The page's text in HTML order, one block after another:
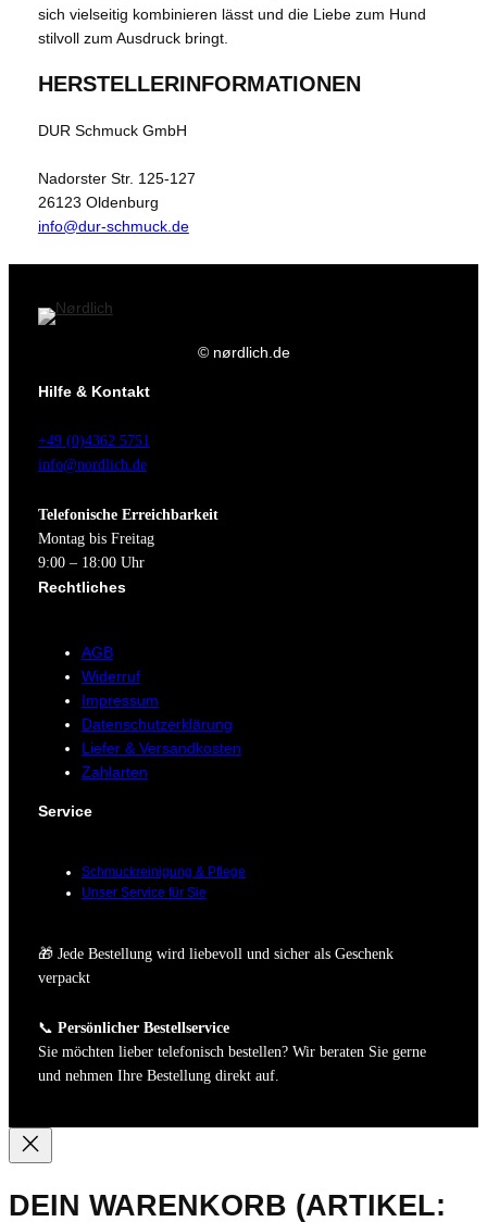
sich vielseitig kombinieren lässt und die Liebe zum Hund
stilvoll zum Ausdruck bringt.
HERSTELLERINFORMATIONEN
DUR Schmuck GmbH
Nadorster Str. 125-127
26123 Oldenburg
info@dur-schmuck.de
© nørdlich.de
Hilfe & Kontakt
+49 (0)4362 5751
info@nordlich.de
Telefonische Erreichbarkeit
Montag bis Freitag
9:00 – 18:00 Uhr
Rechtliches
AGB
Widerruf
Impressum
Datenschutzerklärung
Liefer & Versandkosten
Zahlarten
Service
Schmuckreinigung & Pflege
Unser Service für Sie
🎁 Jede Bestellung wird liebevoll und sicher als Geschenk
verpackt
📞 Persönlicher Bestellservice
Sie möchten lieber telefonisch bestellen? Wir beraten Sie gerne
und nehmen Ihre Bestellung direkt auf.
DEIN WARENKORB (ARTIKEL: